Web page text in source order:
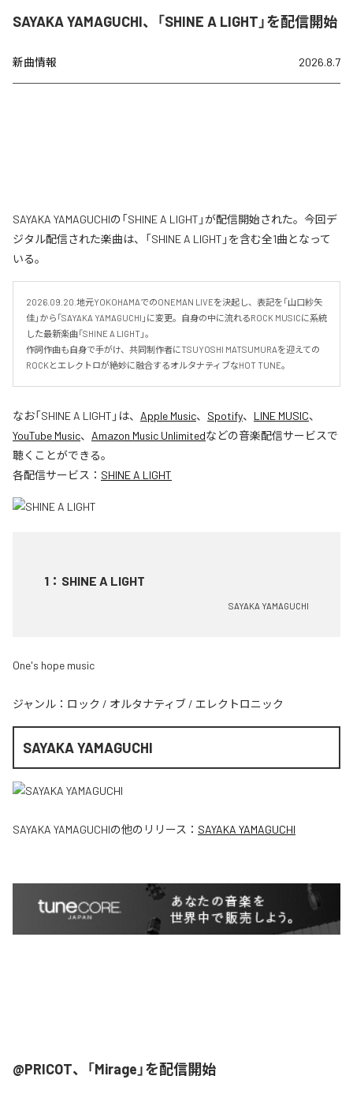
SAYAKA YAMAGUCHI、「SHINE A LIGHT」を配信開始
新曲情報 2026.8.7
SAYAKA YAMAGUCHIの「SHINE A LIGHT」が配信開始された。今回デ
ジタル配信された楽曲は、「SHINE A LIGHT」を含む全1曲となって
いる。
2026.09.20.地元YOKOHAMAでのONEMAN LIVEを決起し、表記を「山口紗矢
佳」から「SAYAKA YAMAGUCHI」に変更。自身の中に流れるROCK MUSICに系統
した最新楽曲「SHINE A LIGHT」。
作詞作曲も自身で手がけ、共同制作者にTSUYOSHI MATSUMURAを迎えての
ROCKとエレクトロが絶妙に融合するオルタナティブなHOT TUNE。
なお「SHINE A LIGHT 」は、 Apple Music、 Spotify、 LINE MUSIC、
YouTube Music、 Amazon Music Unlimitedなどの音楽配信サービスで
聴くことができる。
各配信サービス： SHINE A LIGHT
1 ： SHINE A LIGHT
SAYAKA YAMAGUCHI
One's hope music
ジャンル： ロック / オルタナティブ / エレクトロニック
SAYAKA YAMAGUCHI
SAYAKA YAMAGUCHIの他のリリース： SAYAKA YAMAGUCHI
@PRICOT、「Mirage」を配信開始